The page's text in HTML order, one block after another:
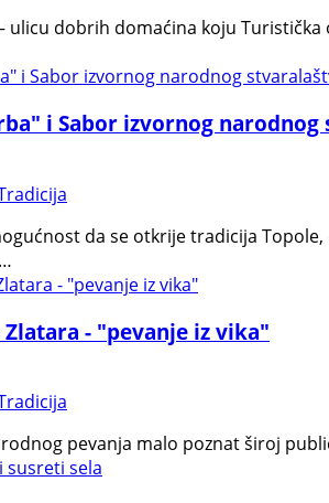
ulicu dobrih domaćina koju
i Sabor izvornog
da se otkrije tradicija
Zlatara - "pevanje iz vika"
pevanja malo poznat široj